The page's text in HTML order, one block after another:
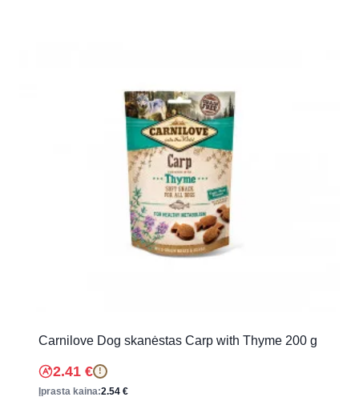
Carnilove Dog skanėstas Carp with Thyme 200 g
2.41 € !
Įprasta kaina:2.54 €